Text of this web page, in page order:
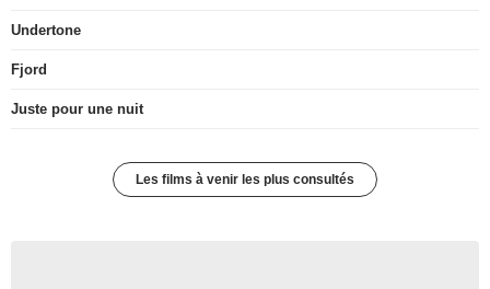
Undertone
Fjord
Juste pour une nuit
Les films à venir les plus consultés